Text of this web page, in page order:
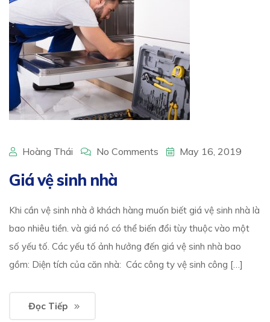
Hoàng Thái No Comments May 16, 2019
Giá vệ sinh nhà
Khi cần vệ sinh nhà ở khách hàng muốn biết giá vệ sinh nhà là
bao nhiêu tiền. và giá nó có thể biến đổi tùy thuộc vào một
số yếu tố. Các yếu tố ảnh hưởng đến giá vệ sinh nhà bao
gồm: Diện tích của căn nhà: Các công ty vệ sinh công […]
Đọc Tiếp